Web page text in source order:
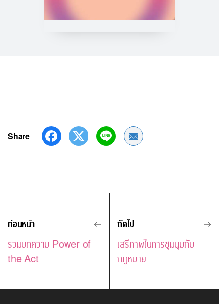
Share Share by Email
ก่อนหน้า
รวมบทความ Power of
the Act
ถัดไป
เสรีภาพในการชุมนุมกับ
กฎหมาย